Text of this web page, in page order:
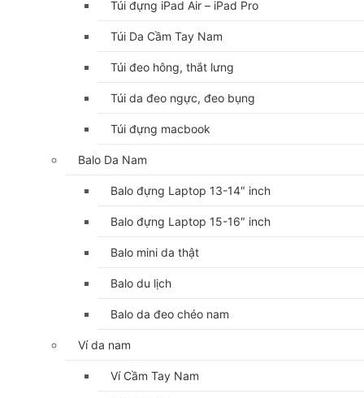
Túi đựng iPad Air – iPad Pro
Túi Da Cầm Tay Nam
Túi đeo hông, thắt lưng
Túi da đeo ngực, đeo bụng
Túi đựng macbook
Balo Da Nam
Balo đựng Laptop 13-14″ inch
Balo đựng Laptop 15-16″ inch
Balo mini da thật
Balo du lịch
Balo da đeo chéo nam
Ví da nam
Ví Cầm Tay Nam